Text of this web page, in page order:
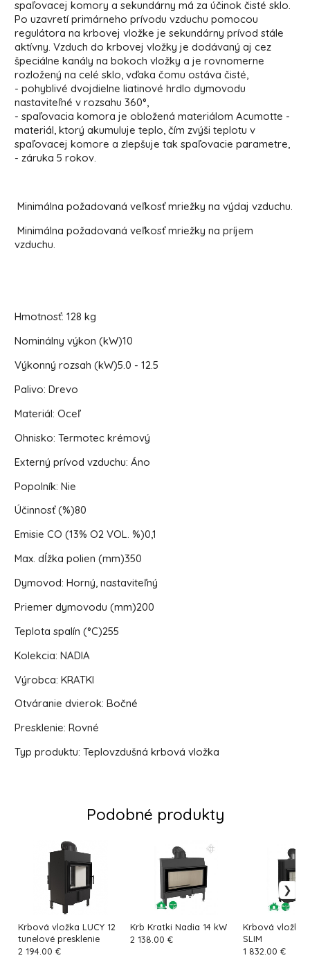
spaľovacej komory a sekundárny má za účinok čisté sklo.
Po uzavretí primárneho prívodu vzduchu pomocou
regulátora na krbovej vložke je sekundárny prívod stále
aktívny. Vzduch do krbovej vložky je dodávaný aj cez
špeciálne kanály na bokoch vložky a je rovnomerne
rozložený na celé sklo, vďaka čomu ostáva čisté,
- pohyblivé dvojdielne liatinové hrdlo dymovodu
nastaviteľné v rozsahu 360°,
- spaľovacia komora je obložená materiálom Acumotte -
materiál, ktorý akumuluje teplo, čím zvýši teplotu v
spaľovacej komore a zlepšuje tak spaľovacie parametre,
- záruka 5 rokov.
Minimálna požadovaná veľkosť mriežky na výdaj vzduchu.
Minimálna požadovaná veľkosť mriežky na príjem
vzduchu.
Hmotnosť: 128 kg
Nominálny výkon (kW)10
Výkonný rozsah (kW)5.0 - 12.5
Palivo: Drevo
Materiál: Oceľ
Ohnisko: Termotec krémový
Externý prívod vzduchu: Áno
Popolník: Nie
Účinnosť (%)80
Emisie CO (13% O2 VOL. %)0,1
Max. dĺžka polien (mm)350
Dymovod: Horný, nastaviteľný
Priemer dymovodu (mm)200
Teplota spalín (°C)255
Kolekcia: NADIA
Výrobca: KRATKI
Otváranie dvierok: Bočné
Presklenie: Rovné
Typ produktu: Teplovzdušná krbová vložka
Podobné produkty
Krbová vložka LUCY 12
tunelové presklenie
2 194.00 €
Krb Kratki Nadia 14 kW
2 138.00 €
Krbová vložka
SLIM
1 832.00 €